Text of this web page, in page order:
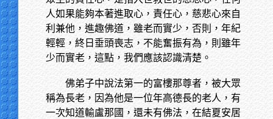
人如果能夠本著進取心，責任心，慈悲心來自
利兼他，進趣佛道，雖老而實少，否則，年紀
輕輕，終日垂頭喪志，不能奮振有為，則雖年
少而實老，這點，我們應該認識清楚。
佛弟子中說法第一的富樓那尊者，被大眾
稱為長老，因為他是一位年高德長的老人，有
一次知道輸盧那國，還未有佛法，在結夏安居